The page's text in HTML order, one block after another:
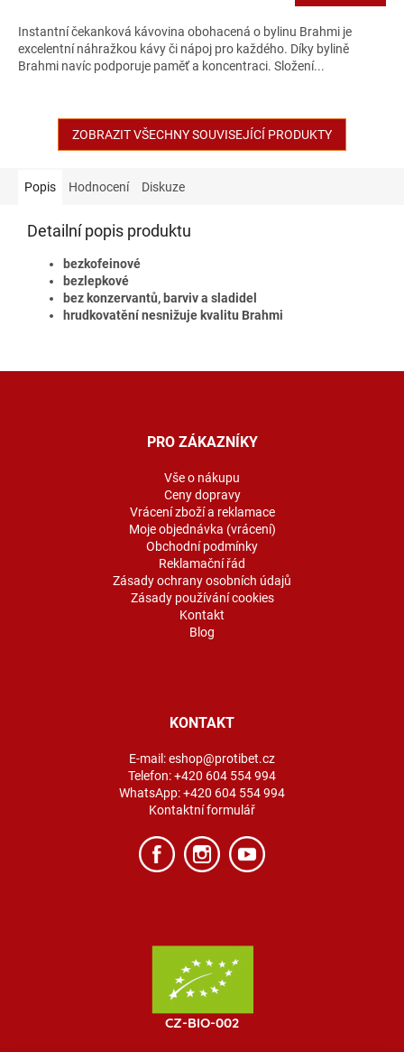
Instantní čekanková kávovina obohacená o bylinu Brahmi je
excelentní náhražkou kávy či nápoj pro každého. Díky bylině
Brahmi navíc podporuje paměť a koncentraci. Složení...
ZOBRAZIT VŠECHNY SOUVISEJÍCÍ PRODUKTY
Popis Hodnocení Diskuze
Detailní popis produktu
bezkofeinové
bezlepkové
bez konzervantů, barviv a sladidel
hrudkovatění nesnižuje kvalitu Brahmi
PRO ZÁKAZNÍKY
Vše o nákupu
Ceny dopravy
Vrácení zboží a reklamace
Moje objednávka (vrácení)
Obchodní podmínky
Reklamační řád
Zásady ochrany osobních údajů
Zásady používání cookies
Kontakt
Blog
KONTAKT
E-mail:eshop@protibet.cz
Telefon:+420 604 554 994
WhatsApp:+420 604 554 994
Kontaktní formulář